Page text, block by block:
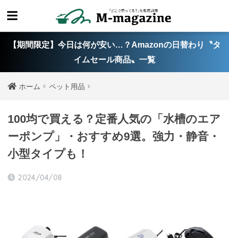
【期間限定】今日は何が安い…？Amazonの日替わり〝タ
イムセール商品〟一覧
ホーム ペット用品
100均で買える？定番人気の「水槽のエア
ーポンプ」・おすすめ9選。強力・静音・
小型タイプも！
2024/04/08